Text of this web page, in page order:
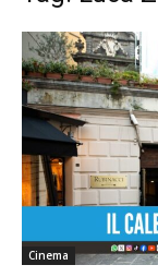
Cinema